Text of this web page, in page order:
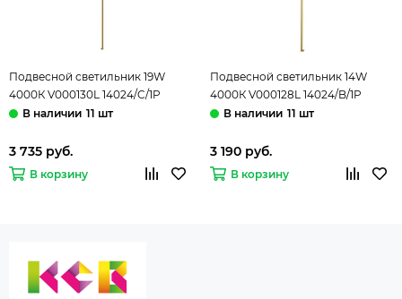
Подвесной светильник 19W
4000К V000130L 14024/C/1P
Brass бронза Linea Indigo
11 шт
3 735 руб.
В корзину
Подвесной светильник 14W
4000К V000128L 14024/B/1P
Brass бронза Linea Indigo
11 шт
3 190 руб.
В корзину